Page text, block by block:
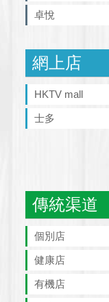
卓悅
網上店
HKTV mall
士多
傳統渠道
個別店
健康店
有機店